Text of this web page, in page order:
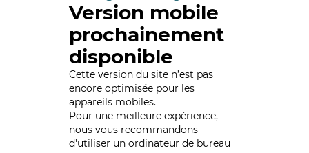
Version mobile
prochainement
disponible
Cette version du site n’est pas
encore optimisée pour les
appareils mobiles.
Pour une meilleure expérience,
nous vous recommandons
d'utiliser un ordinateur de bureau